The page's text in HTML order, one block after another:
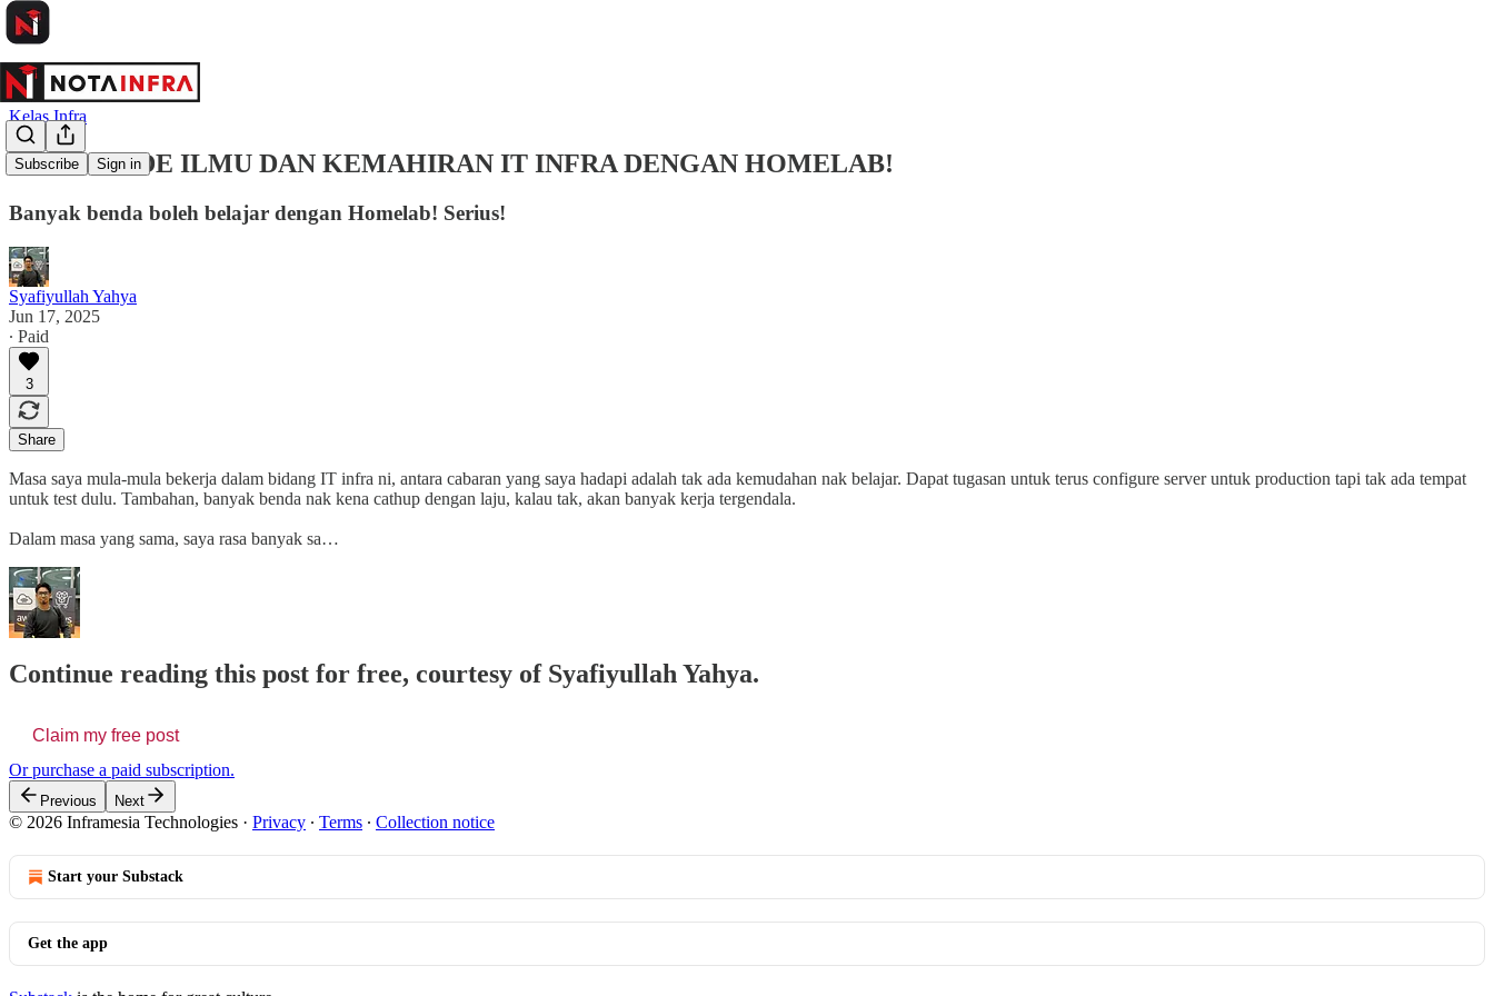
Subscribe Sign in
Kelas Infra
🚀 UPGRADE ILMU DAN KEMAHIRAN IT INFRA DENGAN HOMELAB!
Banyak benda boleh belajar dengan Homelab! Serius!
Syafiyullah Yahya
Jun 17, 2025
∙ Paid
3
Share
Masa saya mula-mula bekerja dalam bidang IT infra ni, antara cabaran yang saya hadapi adalah tak ada kemudahan nak belajar. Dapat tugasan untuk terus configure server untuk production tapi tak ada tempat
untuk test dulu. Tambahan, banyak benda nak kena cathup dengan laju, kalau tak, akan banyak kerja tergendala.
Dalam masa yang sama, saya rasa banyak sa…
Continue reading this post for free, courtesy of Syafiyullah Yahya.
Claim my free post
Or purchase a paid subscription.
Previous Next
© 2026 Inframesia Technologies · Privacy ∙ Terms ∙ Collection notice
Start your Substack
Get the app